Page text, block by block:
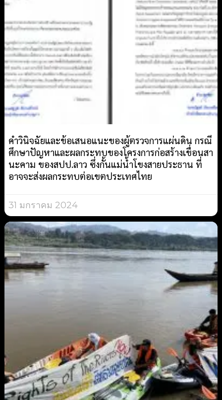
คำวินิจฉัยและข้อเสนอแนะของผู้ตรวจการแผ่นดิน กรณี
ศึกษาปัญหาและผลกระทบของโครงการก่อสร้างเขื่อนสา
นะคาม ของสปป.ลาว ซึ่งกั้นแม่น้ำโขงสายประธาน ที่
อาจจะส่งผลกระทบต่อเขตประเทศไทย
31 มกราคม 2024